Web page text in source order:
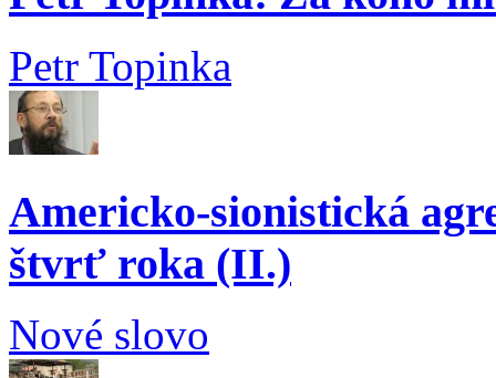
Petr Topinka
Americko-sionistická
štvrť roka (II.)
Nové slovo